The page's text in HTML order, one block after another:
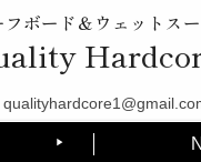
フボード＆ウェットス